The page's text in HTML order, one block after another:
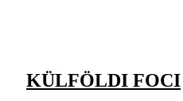
KÜLFÖLDI FOCI